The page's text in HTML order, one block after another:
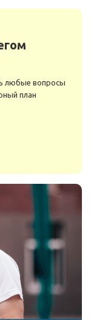
любые вопросы
план